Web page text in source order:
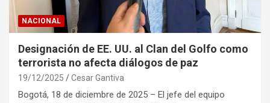
NACIONAL
Designación de EE. UU. al Clan del Golfo como
terrorista no afecta diálogos de paz
19/12/2025 Cesar Gantiva
Bogotá, 18 de diciembre de 2025 – El jefe del equipo